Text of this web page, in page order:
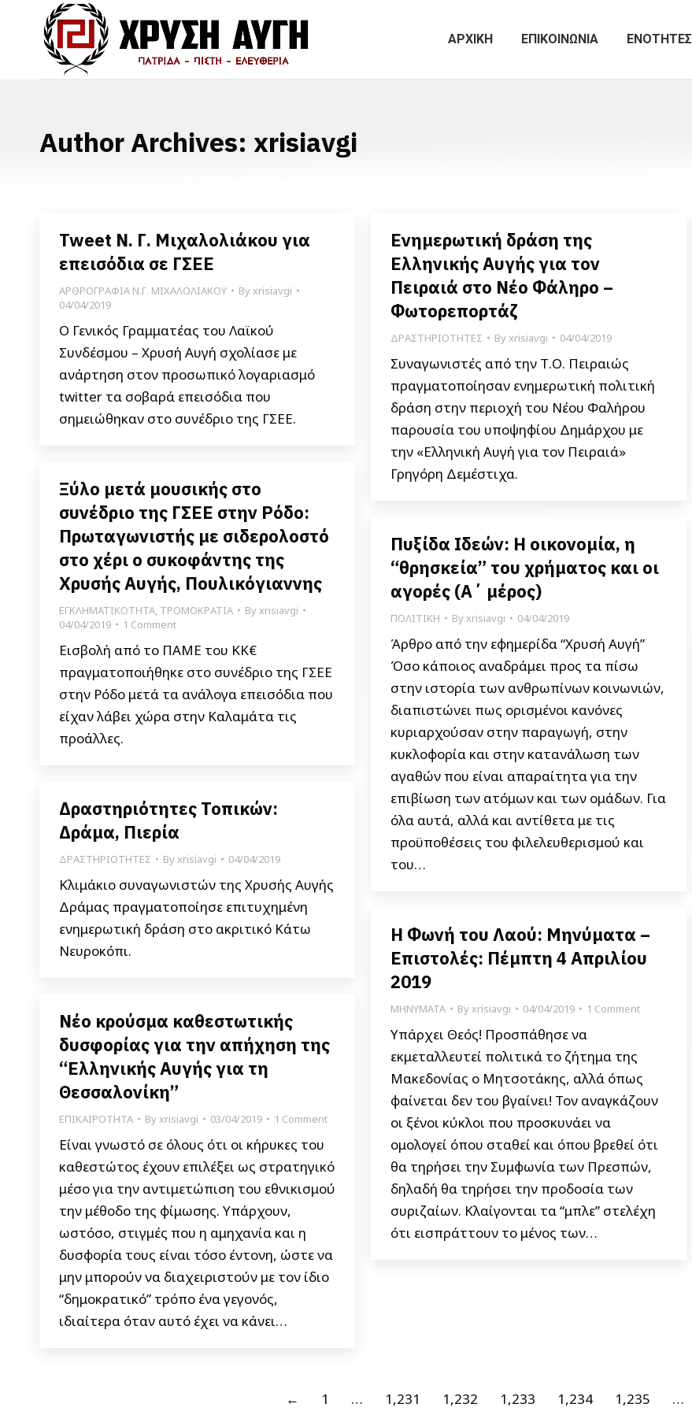
ΑΡΧΙΚΗ ΕΠΙΚΟΙΝΩΝΙΑ ΕΝΟΤΗΤΕΣ
Author Archives: xrisiavgi
Tweet Ν. Γ. Μιχαλολιάκου για
επεισόδια σε ΓΣΕΕ
ΑΡΘΡΟΓΡΑΦΙΑ Ν.Γ. ΜΙΧΑΛΟΛΙΑΚΟΥ Byxrisiavgi
04/04/2019
Ο Γενικός Γραμματέας του Λαϊκού
Συνδέσμου – Χρυσή Αυγή σχολίασε με
ανάρτηση στον προσωπικό λογαριασμό
twitter τα σοβαρά επεισόδια που
σημειώθηκαν στο συνέδριο της ΓΣΕΕ.
Ενημερωτική δράση της
Ελληνικής Αυγής για τον
Πειραιά στο Νέο Φάληρο –
Φωτορεπορτάζ
ΔΡΑΣΤΗΡΙΟΤΗΤΕΣ Byxrisiavgi 04/04/2019
Συναγωνιστές από την Τ.Ο. Πειραιώς
πραγματοποίησαν ενημερωτική πολιτική
δράση στην περιοχή του Νέου Φαλήρου
παρουσία του υποψηφίου Δημάρχου με
την «Ελληνική Αυγή για τον Πειραιά»
Γρηγόρη Δεμέστιχα.
Ξύλο μετά μουσικής στο
συνέδριο της ΓΣΕΕ στην Ρόδο:
Πρωταγωνιστής με σιδερολοστό
στο χέρι ο συκοφάντης της
Χρυσής Αυγής, Πουλικόγιαννης
ΕΓΚΛΗΜΑΤΙΚΟΤΗΤΑ, ΤΡΟΜΟΚΡΑΤΙΑ Byxrisiavgi
04/04/2019
1 Comment
Εισβολή από το ΠΑΜΕ του ΚΚ€
πραγματοποιήθηκε στο συνέδριο της ΓΣΕΕ
στην Ρόδο μετά τα ανάλογα επεισόδια που
είχαν λάβει χώρα στην Καλαμάτα τις
προάλλες.
Πυξίδα Ιδεών: Η οικονομία, η
“θρησκεία” του χρήματος και οι
αγορές (Α΄ μέρος)
ΠΟΛΙΤΙΚΗ Byxrisiavgi 04/04/2019
Άρθρο από την εφημερίδα “Χρυσή Αυγή”
Όσο κάποιος αναδράμει προς τα πίσω
στην ιστορία των ανθρωπίνων κοινωνιών,
διαπιστώνει πως ορισμένοι κανόνες
κυριαρχούσαν στην παραγωγή, στην
κυκλοφορία και στην κατανάλωση των
αγαθών που είναι απαραίτητα για την
επιβίωση των ατόμων και των ομάδων. Για
όλα αυτά, αλλά και αντίθετα με τις
προϋποθέσεις του φιλελευθερισμού και
του…
Δραστηριότητες Τοπικών:
Δράμα, Πιερία
ΔΡΑΣΤΗΡΙΟΤΗΤΕΣ Byxrisiavgi 04/04/2019
Κλιμάκιο συναγωνιστών της Χρυσής Αυγής
Δράμας πραγματοποίησε επιτυχημένη
ενημερωτική δράση στο ακριτικό Κάτω
Νευροκόπι.
Η Φωνή του Λαού: Μηνύματα –
Επιστολές: Πέμπτη 4 Απριλίου
2019
ΜΗΝΥΜΑΤΑ Byxrisiavgi 04/04/2019 1 Comment
Υπάρχει Θεός! Προσπάθησε να
εκμεταλλευτεί πολιτικά το ζήτημα της
Μακεδονίας ο Μητσοτάκης, αλλά όπως
φαίνεται δεν του βγαίνει! Τον αναγκάζουν
οι ξένοι κύκλοι που προσκυνάει να
ομολογεί όπου σταθεί και όπου βρεθεί ότι
θα τηρήσει την Συμφωνία των Πρεσπών,
δηλαδή θα τηρήσει την προδοσία των
συριζαίων. Κλαίγονται τα “μπλε” στελέχη
ότι εισπράττουν το μένος των…
Νέο κρούσμα καθεστωτικής
δυσφορίας για την απήχηση της
“Ελληνικής Αυγής για τη
Θεσσαλονίκη”
ΕΠΙΚΑΙΡΟΤΗΤΑ Byxrisiavgi 03/04/2019 1 Comment
Είναι γνωστό σε όλους ότι οι κήρυκες του
καθεστώτος έχουν επιλέξει ως στρατηγικό
μέσο για την αντιμετώπιση του εθνικισμού
την μέθοδο της φίμωσης. Υπάρχουν,
ωστόσο, στιγμές που η αμηχανία και η
δυσφορία τους είναι τόσο έντονη, ώστε να
μην μπορούν να διαχειριστούν με τον ίδιο
“δημοκρατικό” τρόπο ένα γεγονός,
ιδιαίτερα όταν αυτό έχει να κάνει…
← 1 … 1,231 1,232 1,233 1,234 1,235 …